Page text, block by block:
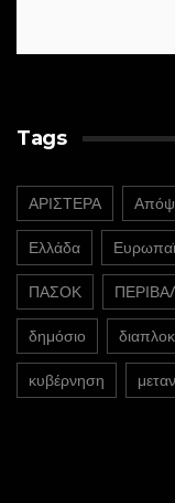
Tags
ΑΡΙΣΤΕΡΑ
Ελλάδα
ΠΑΣΟΚ
δημόσιο
κυβέρνηση